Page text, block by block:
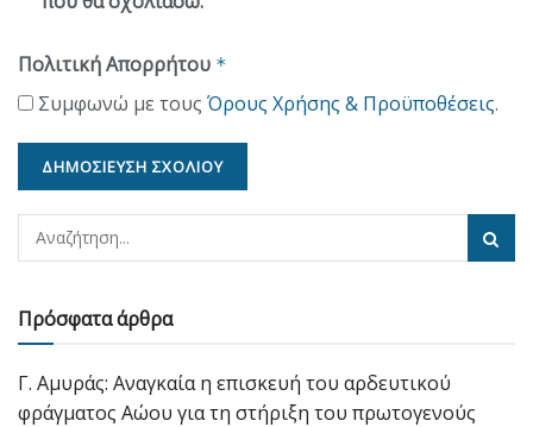
Πολιτική Απορρήτου *
Συμφωνώ με τους Όρους Χρήσης & Προϋποθέσεις.
Πρόσφατα άρθρα
Γ. Αμυράς: Αναγκαία η επισκευή του αρδευτικού
φράγματος Αώου για τη στήριξη του πρωτογενούς